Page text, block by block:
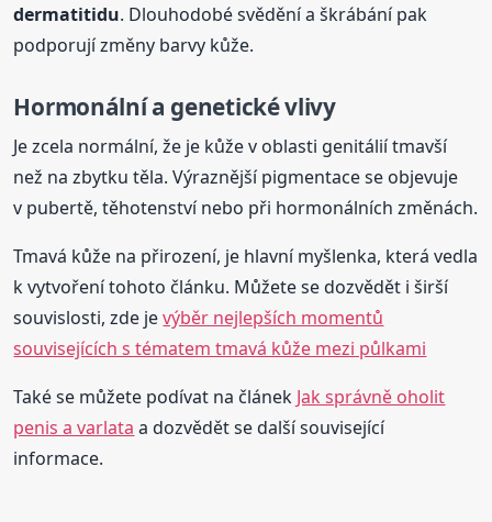
dermatitidu. Dlouhodobé svědění a škrábání pak
podporují změny barvy kůže.
Hormonální a genetické vlivy
Je zcela normální, že je kůže v oblasti genitálií tmavší
než na zbytku těla. Výraznější pigmentace se objevuje
v pubertě, těhotenství nebo při hormonálních změnách.
Tmavá kůže na přirození, je hlavní myšlenka, která vedla
k vytvoření tohoto článku. Můžete se dozvědět i širší
souvislosti, zde jevýběr nejlepších momentů
souvisejících s tématem tmavá kůže mezi půlkami
Také se můžete podívat na článek Jak správně oholit
penis a varlata a dozvědět se další související
informace.